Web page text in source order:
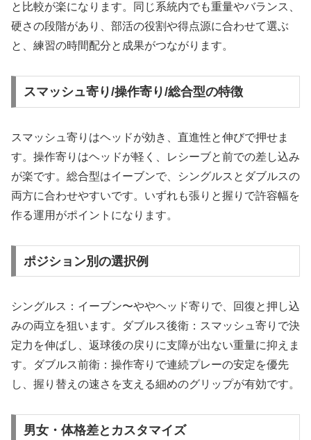
と比較が楽になります。同じ系統内でも重量やバランス、
硬さの段階があり、部活の役割や得点源に合わせて選ぶ
と、練習の時間配分と成果がつながります。
スマッシュ寄り/操作寄り/総合型の特徴
スマッシュ寄りはヘッドが効き、直進性と伸びで押せま
す。操作寄りはヘッドが軽く、レシーブと前での差し込み
が楽です。総合型はイーブンで、シングルスとダブルスの
両方に合わせやすいです。いずれも張りと握りで許容幅を
作る運用がポイントになります。
ポジション別の選択例
シングルス：イーブン〜ややヘッド寄りで、回復と押し込
みの両立を狙います。ダブルス後衛：スマッシュ寄りで決
定力を伸ばし、返球後の戻りに支障が出ない重量に抑えま
す。ダブルス前衛：操作寄りで連続プレーの安定を優先
し、握り替えの速さを支える細めのグリップが有効です。
男女・体格差とカスタマイズ